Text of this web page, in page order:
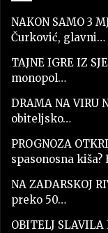
NAKON SAMO 3
Čurković, glavni…
TAJNE IGRE IZ
monopol…
DRAMA NA
obiteljsko…
PROGNOZA
spasonosna kiša?
NA ZADARSKOJ
preko 50…
OBITELJ